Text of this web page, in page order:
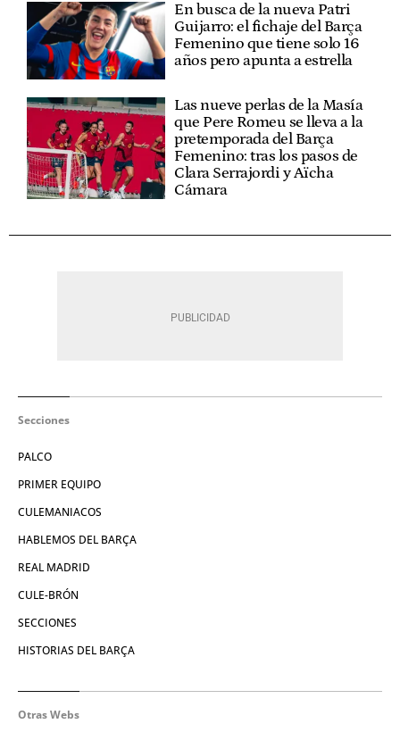
En busca de la nueva Patri
Guijarro: el fichaje del Barça
Femenino que tiene solo 16
años pero apunta a estrella
Las nueve perlas de la Masía
que Pere Romeu se lleva a la
pretemporada del Barça
Femenino: tras los pasos de
Clara Serrajordi y Aïcha
Cámara
Secciones
PALCO
PRIMER EQUIPO
CULEMANIACOS
HABLEMOS DEL BARÇA
REAL MADRID
CULE-BRÓN
SECCIONES
HISTORIAS DEL BARÇA
Otras Webs